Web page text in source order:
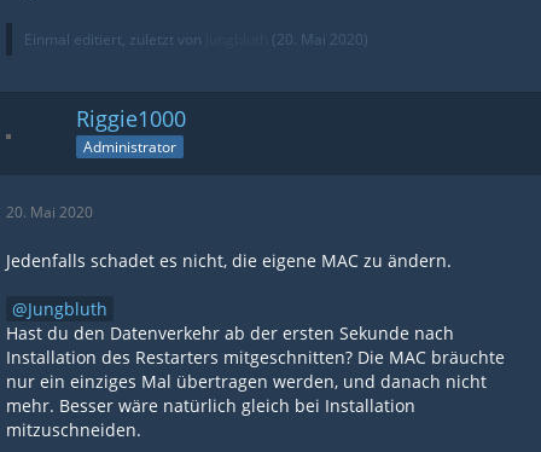
Einmal editiert, zuletzt von (20. Mai 2020)
Riggie1000
Administrator
20. Mai 2020
Jedenfalls schadet es nicht, die eigene MAC zu ändern.
Jungbluth
Hast du den Datenverkehr ab der ersten Sekunde nach
Installation des Restarters mitgeschnitten? Die MAC bräuchte
nur ein einziges Mal übertragen werden, und danach nicht
mehr. Besser wäre natürlich gleich bei Installation
mitzuschneiden.